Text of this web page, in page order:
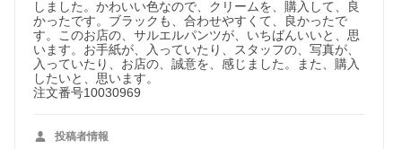
しました。かわいい色なので、クリームを、購入して、良
かったです。ブラックも、合わせやすくて、良かったで
す。このお店の、サルエルパンツが、いちばんいいと、思
います。お手紙が、入っていたり、スタッフの、写真が、
入っていたり、お店の、誠意を、感じました。また、購入
したいと、思います。
注文番号10030969
投稿者情報